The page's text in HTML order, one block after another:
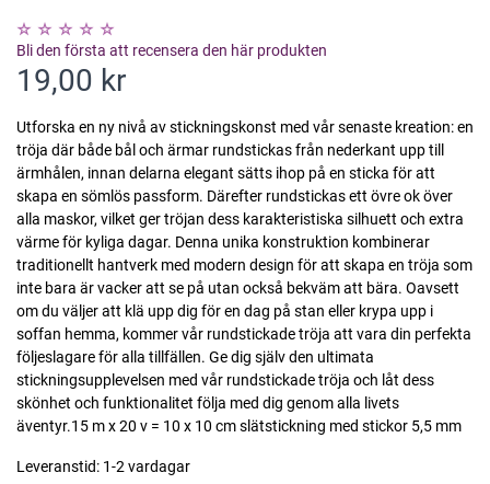
Bli den första att recensera den här produkten
19,00 kr
Utforska en ny nivå av stickningskonst med vår senaste kreation: en
tröja där både bål och ärmar rundstickas från nederkant upp till
ärmhålen, innan delarna elegant sätts ihop på en sticka för att
skapa en sömlös passform. Därefter rundstickas ett övre ok över
alla maskor, vilket ger tröjan dess karakteristiska silhuett och extra
värme för kyliga dagar. Denna unika konstruktion kombinerar
traditionellt hantverk med modern design för att skapa en tröja som
inte bara är vacker att se på utan också bekväm att bära. Oavsett
om du väljer att klä upp dig för en dag på stan eller krypa upp i
soffan hemma, kommer vår rundstickade tröja att vara din perfekta
följeslagare för alla tillfällen. Ge dig själv den ultimata
stickningsupplevelsen med vår rundstickade tröja och låt dess
skönhet och funktionalitet följa med dig genom alla livets
äventyr.15 m x 20 v = 10 x 10 cm slätstickning med stickor 5,5 mm
Leveranstid: 1-2 vardagar